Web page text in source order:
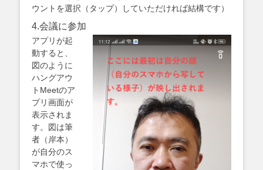
ウントを選択（タップ）していただければ結構です）
4.会議に参加
アプリが起
動すると、
図のように
ハングアウ
トMeetのア
プリ画面が
表示されま
す。図は筆
者（岸本）
が自分のス
マホで使っ